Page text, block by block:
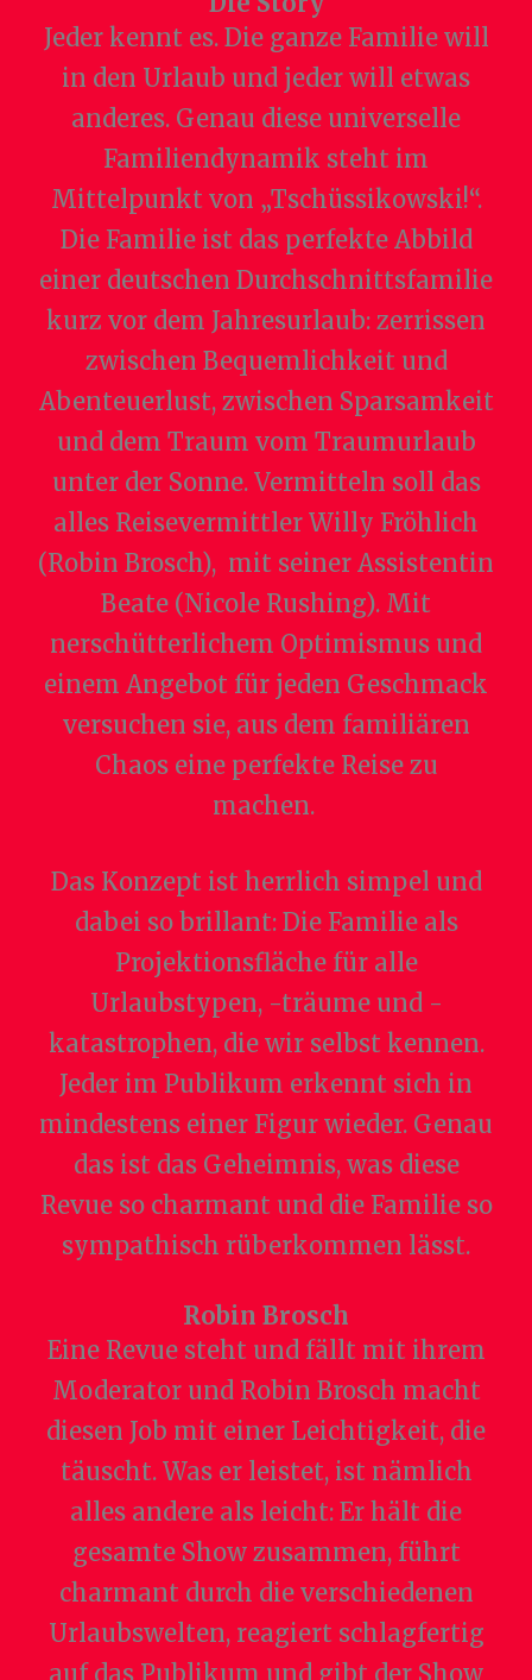
Jeder kennt es. Die ganze Familie will
in den Urlaub und jeder will etwas
anderes. Genau diese universelle
Familiendynamik steht im
Mittelpunkt von „Tschüssikowski!“.
Die Familie ist das perfekte Abbild
einer deutschen Durchschnittsfamilie
kurz vor dem Jahresurlaub: zerrissen
zwischen Bequemlichkeit und
Abenteuerlust, zwischen Sparsamkeit
und dem Traum vom Traumurlaub
unter der Sonne. Vermitteln soll das
alles Reisevermittler Willy Fröhlich
(Robin Brosch), mit seiner Assistentin
Beate (Nicole Rushing). Mit
nerschütterlichem Optimismus und
einem Angebot für jeden Geschmack
versuchen sie, aus dem familiären
Chaos eine perfekte Reise zu
machen.
Das Konzept ist herrlich simpel und
dabei so brillant: Die Familie als
Projektionsfläche für alle
Urlaubstypen, -träume und -
katastrophen, die wir selbst kennen.
Jeder im Publikum erkennt sich in
mindestens einer Figur wieder. Genau
das ist das Geheimnis, was diese
Revue so charmant und die Familie so
sympathisch rüberkommen lässt.
Robin Brosch
Eine Revue steht und fällt mit ihrem
Moderator und Robin Brosch macht
diesen Job mit einer Leichtigkeit, die
täuscht. Was er leistet, ist nämlich
alles andere als leicht: Er hält die
gesamte Show zusammen, führt
charmant durch die verschiedenen
Urlaubswelten, reagiert schlagfertig
auf das Publikum und gibt der Show